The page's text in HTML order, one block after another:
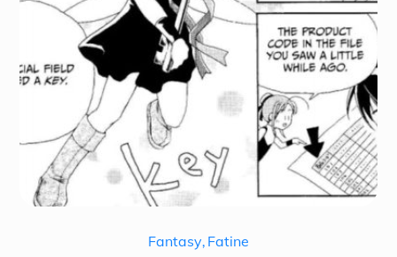
Fantasy, Fatine